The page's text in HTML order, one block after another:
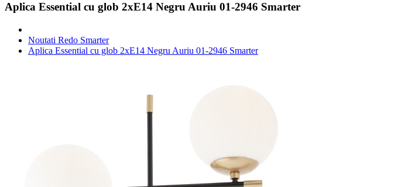
Aplica Essential cu glob 2xE14 Negru Auriu 01-2946 Smarter
Noutati Redo Smarter
Aplica Essential cu glob 2xE14 Negru Auriu 01-2946 Smarter